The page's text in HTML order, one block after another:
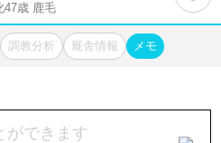
記者&予想家
47歳 鹿毛
調教分析 厩舎情報 メモ
ができます